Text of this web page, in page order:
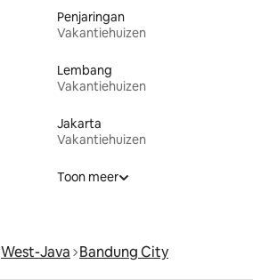
Penjaringan
Vakantiehuizen
Lembang
Vakantiehuizen
Jakarta
Vakantiehuizen
Toon meer
West-Java Bandung City